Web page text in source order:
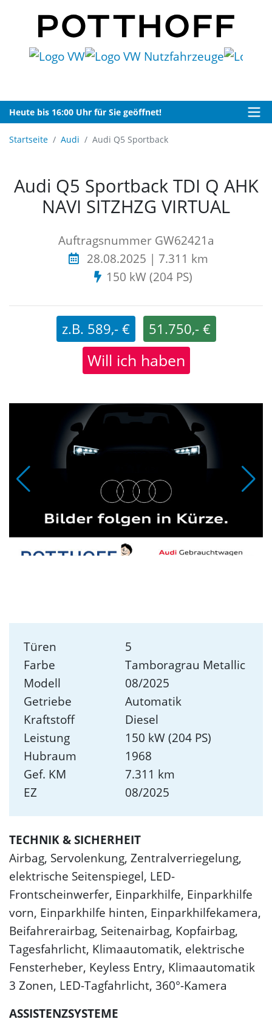
Heute bis 16:00 Uhr für Sie geöffnet!
Startseite Audi Audi Q5 Sportback
Audi Q5 Sportback TDI Q AHK
NAVI SITZHZG VIRTUAL
Auftragsnummer GW62421a
28.08.2025 | 7.311 km
150 kW (204 PS)
z.B. 589,- € 51.750,- €
Will ich haben
Türen
5
Farbe
Tamboragrau Metallic
Modell
08/2025
Getriebe
Automatik
Kraftstoff
Diesel
Leistung
150 kW (204 PS)
Hubraum
1968
Gef. KM
7.311 km
EZ
08/2025
TECHNIK & SICHERHEIT
Airbag, Servolenkung, Zentralverriegelung,
elektrische Seitenspiegel, LED-
Frontscheinwerfer, Einparkhilfe, Einparkhilfe
vorn, Einparkhilfe hinten, Einparkhilfekamera,
Beifahrerairbag, Seitenairbag, Kopfairbag,
Tagesfahrlicht, Klimaautomatik, elektrische
Fensterheber, Keyless Entry, Klimaautomatik
3 Zonen, LED-Tagfahrlicht, 360°-Kamera
ASSISTENZSYSTEME